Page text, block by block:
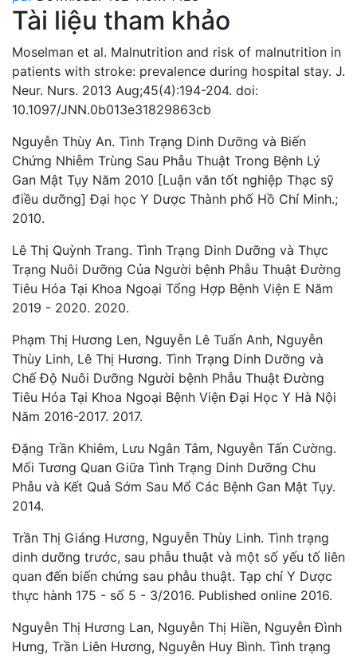
Tài liệu tham khảo
Moselman et al. Malnutrition and risk of malnutrition in
patients with stroke: prevalence during hospital stay. J.
Neur. Nurs. 2013 Aug;45(4):194-204. doi:
10.1097/JNN.0b013e31829863cb
Nguyễn Thùy An. Tình Trạng Dinh Dưỡng và Biến
Chứng Nhiễm Trùng Sau Phẫu Thuật Trong Bệnh Lý
Gan Mật Tụy Năm 2010 [Luận văn tốt nghiệp Thạc sỹ
điều dưỡng] Đại học Y Dược Thành phố Hồ Chí Minh.;
2010.
Lê Thị Quỳnh Trang. Tình Trạng Dinh Dưỡng và Thực
Trạng Nuôi Dưỡng Của Người bệnh Phẫu Thuật Đường
Tiêu Hóa Tại Khoa Ngoại Tổng Hợp Bệnh Viện E Năm
2019 - 2020. 2020.
Phạm Thị Hương Len, Nguyễn Lê Tuấn Anh, Nguyễn
Thùy Linh, Lê Thị Hương. Tình Trạng Dinh Dưỡng và
Chế Độ Nuôi Dưỡng Người bệnh Phẫu Thuật Đường
Tiêu Hóa Tại Khoa Ngoại Bệnh Viện Đại Học Y Hà Nội
Năm 2016-2017. 2017.
Đặng Trần Khiêm, Lưu Ngân Tâm, Nguyễn Tấn Cường.
Mối Tương Quan Giữa Tình Trạng Dinh Dưỡng Chu
Phẫu và Kết Quả Sớm Sau Mổ Các Bệnh Gan Mật Tụy.
2014.
Trần Thị Giáng Hương, Nguyễn Thùy Linh. Tình trạng
dinh dưỡng trước, sau phẫu thuật và một số yếu tố liên
quan đến biến chứng sau phẫu thuật. Tạp chí Y Dược
thực hành 175 - số 5 - 3/2016. Published online 2016.
Nguyễn Thị Hương Lan, Nguyễn Thị Hiền, Nguyễn Đình
Hưng, Trần Liên Hương, Nguyễn Huy Bình. Tình trạng